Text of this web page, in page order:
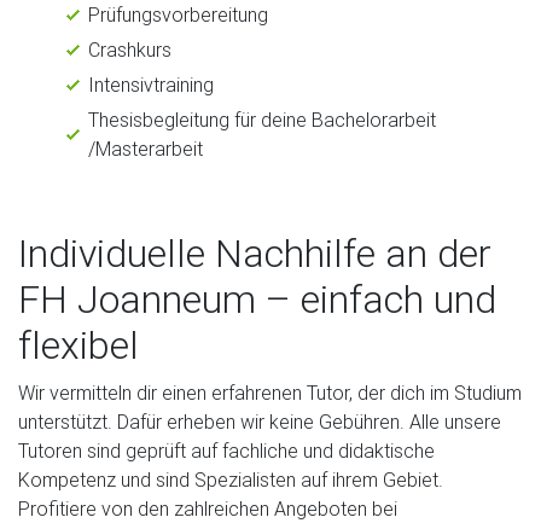
Prüfungsvorbereitung
Crashkurs
Intensivtraining
Thesisbegleitung für deine Bachelorarbeit
/Masterarbeit
Individuelle Nachhilfe an der
FH Joanneum – einfach und
flexibel
Wir vermitteln dir einen erfahrenen Tutor, der dich im Studium
unterstützt. Dafür erheben wir keine Gebühren. Alle unsere
Tutoren sind geprüft auf fachliche und didaktische
Kompetenz und sind Spezialisten auf ihrem Gebiet.
Profitiere von den zahlreichen Angeboten bei